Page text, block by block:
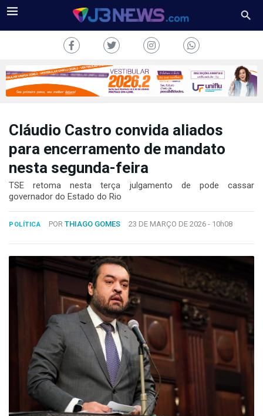
TV
COLUNAS
FALE
CONOSCO
Copyright
2024
Cláudio Castro convida aliados
para encerramento de mandato
nesta segunda-feira
TSE retoma nesta terça julgamento de pode cassar
governador do Estado do Rio
POLÍTICA POR THIAGO GOMES 23 DE MARÇO DE 2026 - 10h08